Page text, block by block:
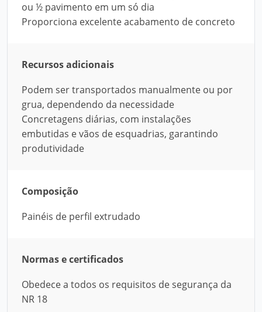
ou ½ pavimento em um só dia
Proporciona excelente acabamento de concreto
Recursos adicionais
Podem ser transportados manualmente ou por
grua, dependendo da necessidade
Concretagens diárias, com instalações
embutidas e vãos de esquadrias, garantindo
produtividade
Composição
Painéis de perfil extrudado
Normas e certificados
Obedece a todos os requisitos de segurança da
NR 18